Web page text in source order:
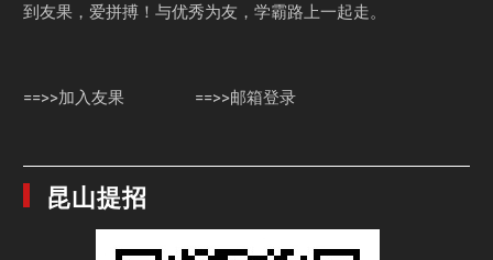
到友果，爱拼搏！与优秀为友，学霸路上一起走。
==>>加入友果 ==>>邮箱登录
昆山提招